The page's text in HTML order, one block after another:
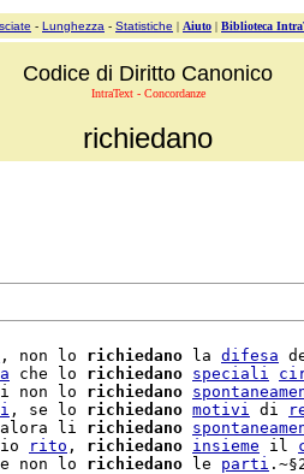
- Lunghezza - Statistiche | Aiuto | Biblioteca
Codice di Diritto Canonico
IntraText - Concordanze
richiedano
, non lo richiedano la difesa
che lo richiedano speciali
non lo richiedano
, se lo richiedano motivi di
li richiedano
rito , richiedano insieme il
non lo richiedano le parti